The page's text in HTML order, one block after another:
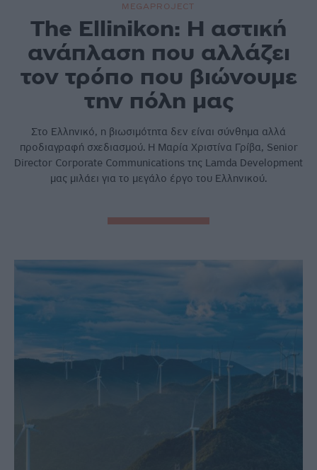
MEGAPROJECT
The Ellinikon: Η αστική
ανάπλαση που αλλάζει
τον τρόπο που βιώνουμε
την πόλη μας
Στο Ελληνικό, η βιωσιμότητα δεν είναι σύνθημα αλλά
προδιαγραφή σχεδιασμού. H Μαρία Χριστίνα Γρίβα, Senior
Director Corporate Communications της Lamda Development
μας μιλάει για το μεγάλο έργο του Ελληνικού.